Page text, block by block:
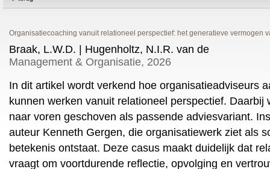
Organisatiecoaching vanuit relationeel perspectief: het generatieve vermogen
Braak, L.W.D. | Hugenholtz, N.I.R. van de
Management & Organisatie, 2026
In dit artikel wordt verkend hoe organisatieadviseurs
kunnen werken vanuit relationeel perspectief. Daarbij
naar voren geschoven als passende adviesvariant.
auteur Kenneth Gergen, die organisatiewerk ziet als
betekenis ontstaat. Deze casus maakt duidelijk dat
vraagt om voortdurende reflectie, opvolging en